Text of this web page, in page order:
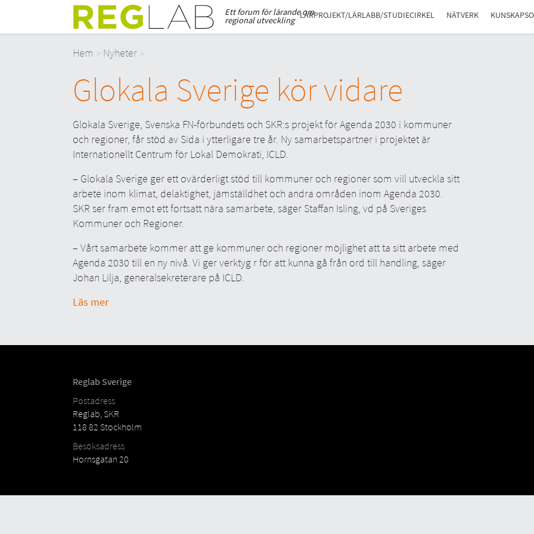
LÄRPROJEKT/LÄRLABB/STUDIECIRKEL NÄTVERK
Ett forum för lärande om
regional utveckling
Hem Nyheter
Glokala Sverige kör vidare
Glokala Sverige, Svenska FN-förbundets och SKR:s projekt för Agenda 2030 i kommuner
och regioner, får stöd av Sida i ytterligare tre år. Ny samarbetspartner i projektet är
Internationellt Centrum för Lokal Demokrati, ICLD.
– Glokala Sverige ger ett ovärderligt stöd till kommuner och regioner som vill utveckla sitt
arbete inom klimat, delaktighet, jämställdhet och andra områden inom Agenda 2030.
SKR ser fram emot ett fortsatt nära samarbete, säger Staffan Isling, vd på Sveriges
Kommuner och Regioner.
– Vårt samarbete kommer att ge kommuner och regioner möjlighet att ta sitt arbete med
Agenda 2030 till en ny nivå. Vi ger verktyg r för att kunna gå från ord till handling, säger
Johan Lilja, generalsekreterare på ICLD.
Läs mer
Reglab Sverige
Postadress
Reglab, SKR
118 82 Stockholm
Besöksadress
Hornsgatan 20